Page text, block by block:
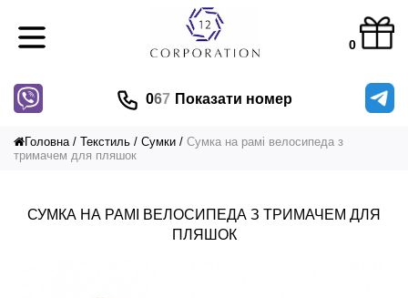
0
067 Показати номер
Головна Текстиль Сумки
Сумка на рамі велосипеда з
тримачем для пляшок
СУМКА НА РАМІ ВЕЛОСИПЕДА З ТРИМАЧЕМ ДЛЯ
ПЛЯШОК